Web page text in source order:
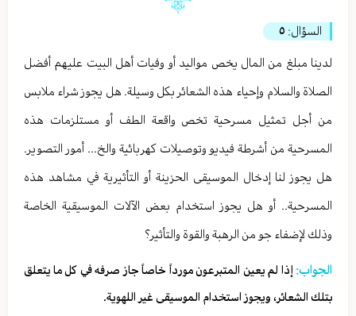
السؤال: ٥
لدينا مبلغ من المال يخص مواليد أو وفيات أهل البيت عليهم أفضل
الصلاة والسلام وإحياء هذه الشعائر بكل وسيلة. هل يجوز شراء ملابس
من أجل تمثيل مسرحية تخص واقعة الطف أو مستلزمات هذه
المسرحية من أشرطة فيديو وتوصيلات كهربائية والخ... أمور التصوير.
هل يجوز لنا إدخال الموسيقى الحزينة أو التأثيرية في مشاهد هذه
المسرحية.. أو هل يجوز استخدام بعض الآلات الموسيقية الخاصة
وذلك لإضفاء جو من الرهبة والقوة والتأثير؟
الجواب: إذا لم يعين المتبرعون مورداً خاصاً جاز صرفه في كل ما يتعلق
بتلك الشعائر، ويجوز استخدام الموسيقى غیر اللهویة.